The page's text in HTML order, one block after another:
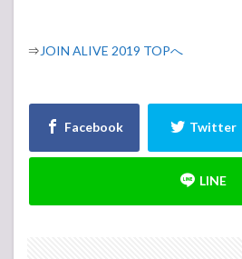
⇒JOIN ALIVE 2019 TOPへ